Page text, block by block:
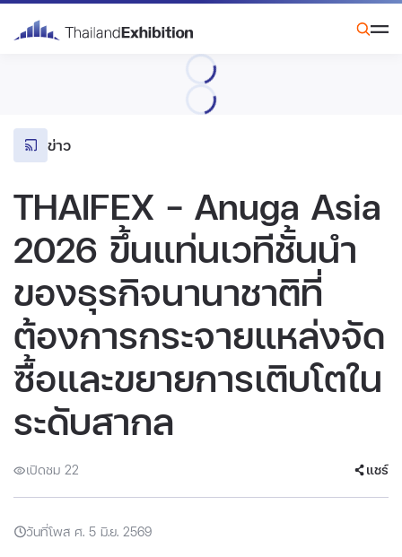
ข่าว
THAIFEX – Anuga Asia
2026 ขึ้นแท่นเวทีชั้นนำ
ของธุรกิจนานาชาติที่
ต้องการกระจายแหล่งจัด
ซื้อและขยายการเติบโตใน
ระดับสากล
เปิดชม 22 แชร์
วันที่โพส ศ. 5 มิ.ย. 2569